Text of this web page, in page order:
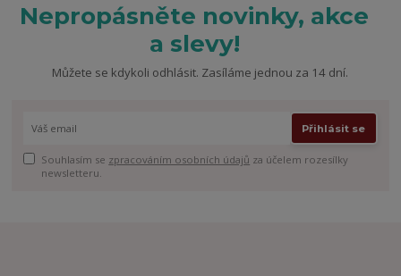
Nepropásněte novinky, akce
a slevy!
Můžete se kdykoli odhlásit. Zasíláme jednou za 14 dní.
Přihlásit se
Souhlasím se zpracováním osobních údajů za účelem rozesílky
newsletteru.